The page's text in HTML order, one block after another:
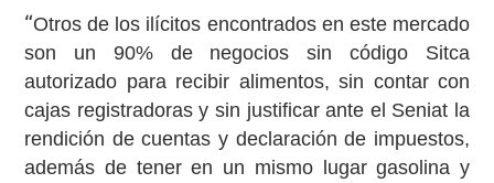
“Otros de los ilícitos encontrados en este mercado
son un 90% de negocios sin código Sitca
autorizado para recibir alimentos, sin contar con
cajas registradoras y sin justificar ante el Seniat la
rendición de cuentas y declaración de impuestos,
además de tener en un mismo lugar gasolina y